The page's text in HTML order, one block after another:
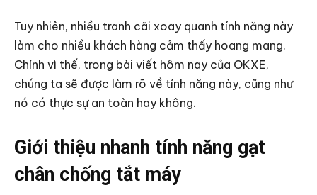
Tuy nhiên, nhiều tranh cãi xoay quanh tính năng này
làm cho nhiều khách hàng cảm thấy hoang mang.
Chính vì thế, trong bài viết hôm nay của OKXE,
chúng ta sẽ được làm rõ về tính năng này, cũng như
nó có thực sự an toàn hay không.
Giới thiệu nhanh tính năng gạt
chân chống tắt máy